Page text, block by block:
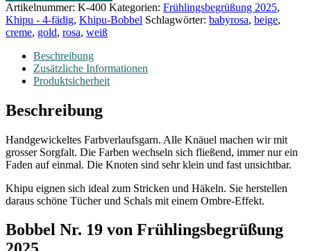
Artikelnummer: K-400 Kategorien: Frühlingsbegrüßung 2025,
Khipu - 4-fädig, Khipu-Bobbel Schlagwörter: babyrosa, beige,
creme, gold, rosa, weiß
Beschreibung
Zusätzliche Informationen
Produktsicherheit
Beschreibung
Handgewickeltes Farbverlaufsgarn. Alle Knäuel machen wir mit
grosser Sorgfalt. Die Farben wechseln sich fließend, immer nur ein
Faden auf einmal. Die Knoten sind sehr klein und fast unsichtbar.
Khipu eignen sich ideal zum Stricken und Häkeln. Sie herstellen
daraus schöne Tücher und Schals mit einem Ombre-Effekt.
Bobbel Nr. 19 von Frühlingsbegrüßung